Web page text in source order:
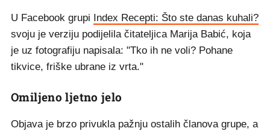
U Facebook grupi Index Recepti: Što ste danas kuhali?
svoju je verziju podijelila čitateljica Marija Babić, koja
je uz fotografiju napisala: "Tko ih ne voli? Pohane
tikvice, friške ubrane iz vrta."
Omiljeno ljetno jelo
Objava je brzo privukla pažnju ostalih članova grupe, a